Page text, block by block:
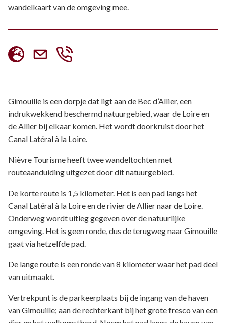
wandelkaart van de omgeving mee.
Gimouille is een dorpje dat ligt aan de Bec d’Allier, een
indrukwekkend beschermd natuurgebied, waar de Loire en
de Allier bij elkaar komen. Het wordt doorkruist door het
Canal Latéral à la Loire.
Nièvre Tourisme heeft twee wandeltochten met
routeaanduiding uitgezet door dit natuurgebied.
De korte route is 1,5 kilometer. Het is een pad langs het
Canal Latéral à la Loire en de rivier de Allier naar de Loire.
Onderweg wordt uitleg gegeven over de natuurlijke
omgeving. Het is geen ronde, dus de terugweg naar Gimouille
gaat via hetzelfde pad.
De lange route is een ronde van 8 kilometer waar het pad deel
van uitmaakt.
Vertrekpunt is de parkeerplaats bij de ingang van de haven
van Gimouille; aan de rechterkant bij het grote fresco van een